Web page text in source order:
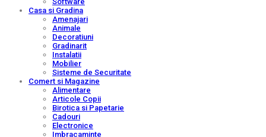
Casa si Gradina
Amenajari
Animale
Decoratiuni
Gradinarit
Instalatii
Mobilier
Sisteme de Securitate
Comert si Magazine
Alimentare
Articole Copii
Birotica si Papetarie
Cadouri
Electronice
Imbracaminte